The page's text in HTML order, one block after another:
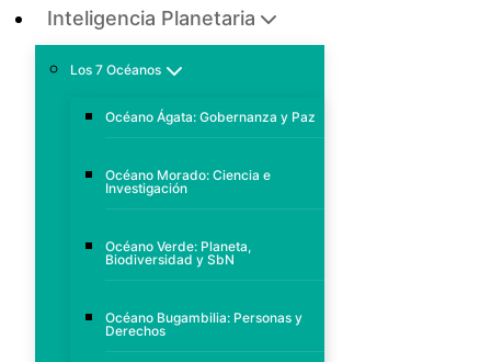
Inteligencia Planetaria
Los 7 Océanos
Océano Ágata: Gobernanza y Paz
Océano Morado: Ciencia e
Investigación
Océano Verde: Planeta,
Biodiversidad y SbN
Océano Bugambilia: Personas y
Derechos